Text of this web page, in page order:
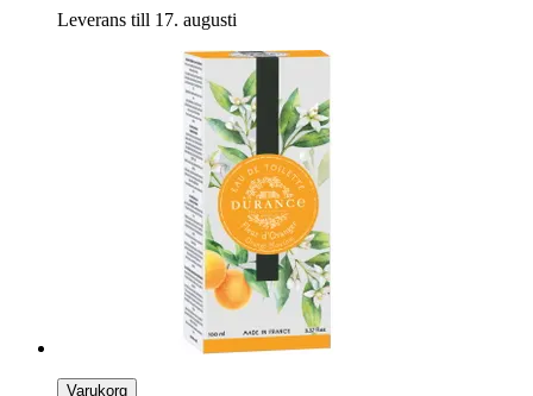
Leverans till 17. augusti
Varukorg